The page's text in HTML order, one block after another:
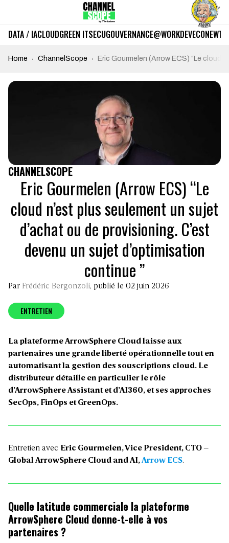
DATA / IACLOUDGREEN ITSECUGOUVERNANCE@WORKDEVECO
Home ChannelScope Eric Gourmelen (Arrow ECS) “Le cloud
CHANNELSCOPE
Eric Gourmelen (Arrow ECS) “Le
cloud n’est plus seulement un sujet
d’achat ou de provisioning. C’est
devenu un sujet d’optimisation
continue ”
Par Frédéric Bergonzoli, publié le 02 juin 2026
ENTRETIEN
La plateforme ArrowSphere Cloud laisse aux
partenaires une grande liberté opérationnelle tout en
automatisant la gestion des souscriptions cloud. Le
distributeur détaille en particulier le rôle
d’ArrowSphere Assistant et d’AI360, et ses approches
SecOps, FinOps et GreenOps.
Entretien avec Eric Gourmelen, Vice President, CTO –
Global ArrowSphere Cloud and AI,Arrow ECS.
Quelle latitude commerciale la plateforme
ArrowSphere Cloud donne-t-elle à vos
partenaires ?